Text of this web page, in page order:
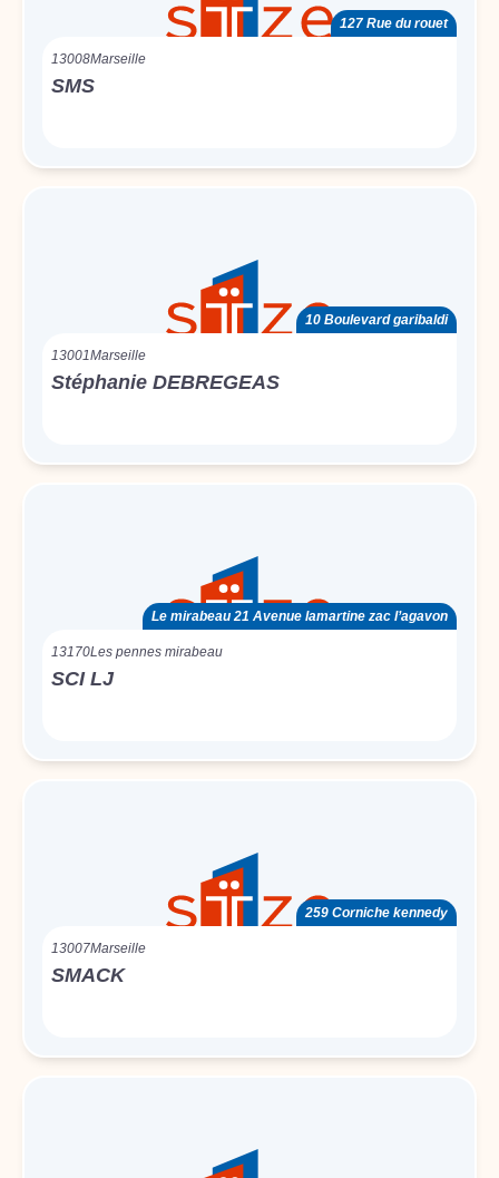
127 Rue du rouet
13008Marseille
SMS
10 Boulevard garibaldi
13001Marseille
Stéphanie DEBREGEAS
Le mirabeau 21 Avenue lamartine zac l’agavon
13170Les pennes mirabeau
SCI LJ
259 Corniche kennedy
13007Marseille
SMACK